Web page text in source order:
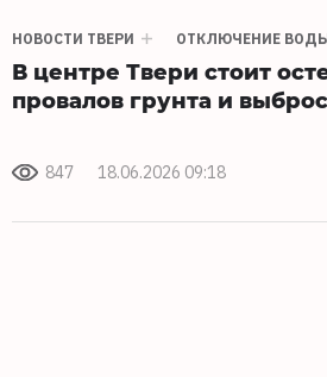
НОВОСТИ ТВЕРИ ОТКЛЮЧЕНИЕ
В центре Твери стоит
провалов грунта и
847 18.06.2026 09:18